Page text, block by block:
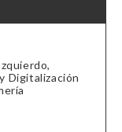
Digitalización